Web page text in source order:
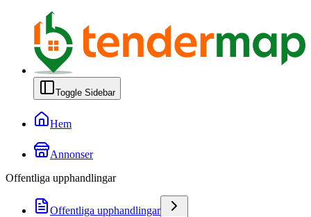
Toggle Sidebar
Hem
Annonser
Offentliga upphandlingar
Offentliga upphandlingar